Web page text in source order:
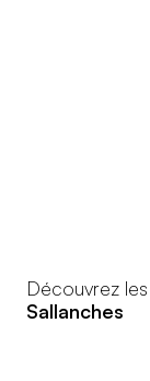
Découvrez les
Sallanches